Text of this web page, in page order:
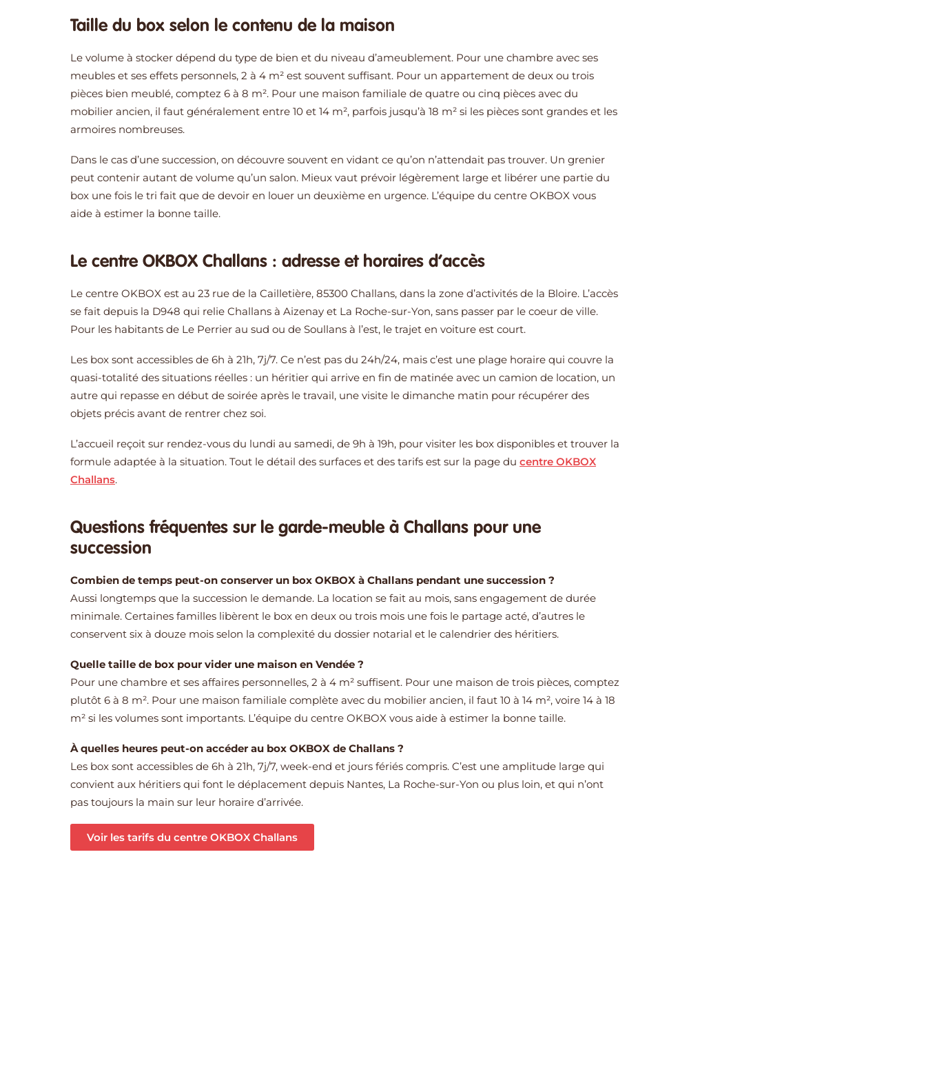
Taille du box selon le contenu de la maison
Le volume à stocker dépend du type de bien et du niveau d’ameublement. Pour une chambre avec ses
meubles et ses effets personnels, 2 à 4 m² est souvent suffisant. Pour un appartement de deux ou trois
pièces bien meublé, comptez 6 à 8 m². Pour une maison familiale de quatre ou cinq pièces avec du
mobilier ancien, il faut généralement entre 10 et 14 m², parfois jusqu’à 18 m² si les pièces sont grandes et les
armoires nombreuses.
Dans le cas d’une succession, on découvre souvent en vidant ce qu’on n’attendait pas trouver. Un grenier
peut contenir autant de volume qu’un salon. Mieux vaut prévoir légèrement large et libérer une partie du
box une fois le tri fait que de devoir en louer un deuxième en urgence. L’équipe du centre OKBOX vous
aide à estimer la bonne taille.
Le centre OKBOX Challans : adresse et horaires d’accès
Le centre OKBOX est au 23 rue de la Cailletière, 85300 Challans, dans la zone d’activités de la Bloire. L’accès
se fait depuis la D948 qui relie Challans à Aizenay et La Roche-sur-Yon, sans passer par le coeur de ville.
Pour les habitants de Le Perrier au sud ou de Soullans à l’est, le trajet en voiture est court.
Les box sont accessibles de 6h à 21h, 7j/7. Ce n’est pas du 24h/24, mais c’est une plage horaire qui couvre la
quasi-totalité des situations réelles : un héritier qui arrive en fin de matinée avec un camion de location, un
autre qui repasse en début de soirée après le travail, une visite le dimanche matin pour récupérer des
objets précis avant de rentrer chez soi.
L’accueil reçoit sur rendez-vous du lundi au samedi, de 9h à 19h, pour visiter les box disponibles et trouver la
formule adaptée à la situation. Tout le détail des surfaces et des tarifs est sur la page du centre OKBOX
Challans.
Questions fréquentes sur le garde-meuble à Challans pour une
succession
Combien de temps peut-on conserver un box OKBOX à Challans pendant une succession ?
Aussi longtemps que la succession le demande. La location se fait au mois, sans engagement de durée
minimale. Certaines familles libèrent le box en deux ou trois mois une fois le partage acté, d’autres le
conservent six à douze mois selon la complexité du dossier notarial et le calendrier des héritiers.
Quelle taille de box pour vider une maison en Vendée ?
Pour une chambre et ses affaires personnelles, 2 à 4 m² suffisent. Pour une maison de trois pièces, comptez
plutôt 6 à 8 m². Pour une maison familiale complète avec du mobilier ancien, il faut 10 à 14 m², voire 14 à 18
m² si les volumes sont importants. L’équipe du centre OKBOX vous aide à estimer la bonne taille.
À quelles heures peut-on accéder au box OKBOX de Challans ?
Les box sont accessibles de 6h à 21h, 7j/7, week-end et jours fériés compris. C’est une amplitude large qui
convient aux héritiers qui font le déplacement depuis Nantes, La Roche-sur-Yon ou plus loin, et qui n’ont
pas toujours la main sur leur horaire d’arrivée.
Voir les tarifs du centre OKBOX Challans